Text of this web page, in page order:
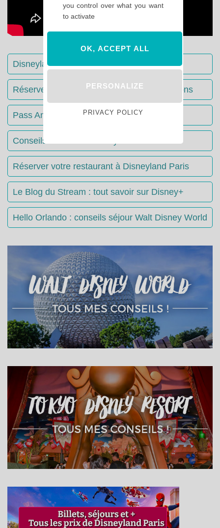
Disneyland Paris : Le guide complet
Réserver votre séjour : toutes les informations
Pass Annuels Disney : informations
Conseils & Astuces Disneyland Paris
Réserver votre restaurant à Disneyland Paris
Le Blog du Stream : tout savoir sur Disney+
Hello Orlando : conseils séjour Walt Disney World
you control over what you want
to activate
OK, ACCEPT ALL
PERSONALIZE
PRIVACY POLICY